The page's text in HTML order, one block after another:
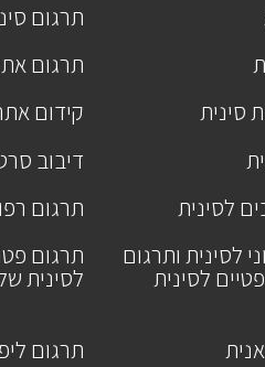
תרגום
תרגום
סינית
קידום
דיבוב
לסינית
תרגום
לסינית ותרגום
לסינית
תרגום
לסינית
תרגום